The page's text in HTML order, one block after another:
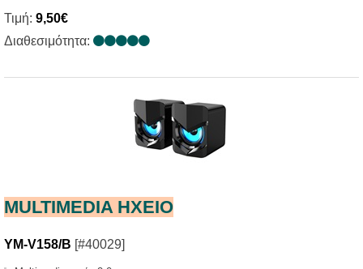
Τιμή: 9,50€
Διαθεσιμότητα:
MULTIMEDIA HXΕΙΟ
YM-V158/B [#40029]